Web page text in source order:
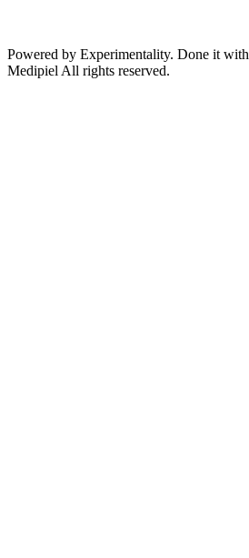
Powered by Experimentality. Done it with
Medipiel All rights reserved.